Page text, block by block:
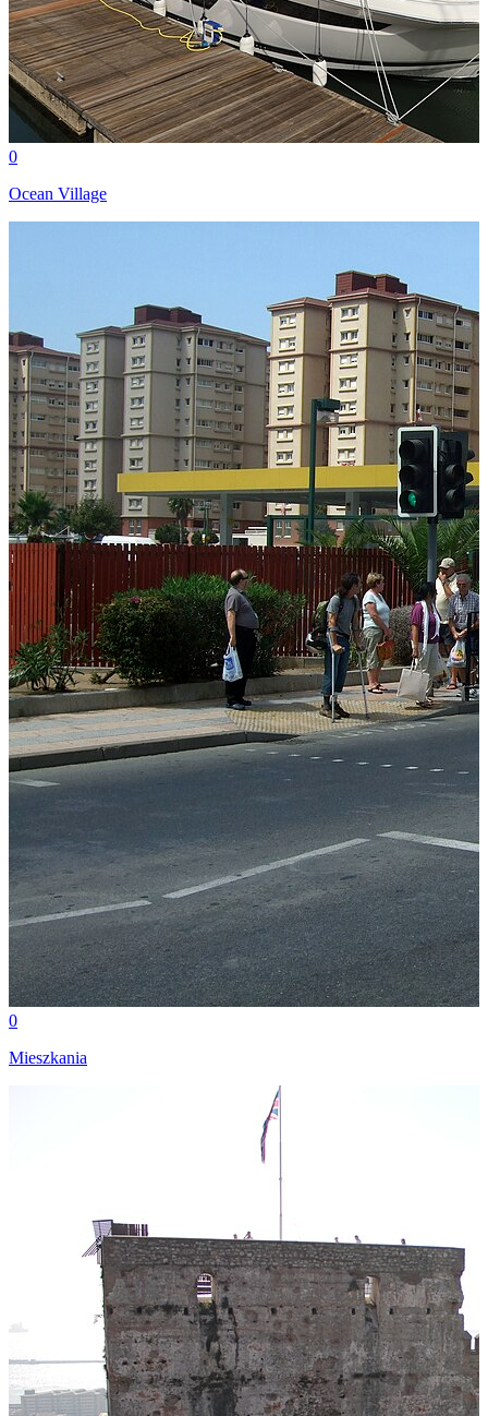
0
Ocean Village
0
Mieszkania